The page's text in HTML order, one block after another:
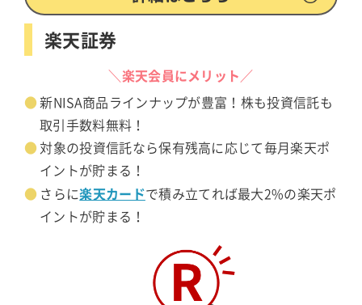
楽天証券
＼楽天会員にメリット／
新NISA商品ラインナップが豊富！株も投資信託も
取引手数料無料！
対象の投資信託なら保有残高に応じて毎月楽天ポ
イントが貯まる！
さらに楽天カードで積み立てれば最大2%の楽天ポ
イントが貯まる！